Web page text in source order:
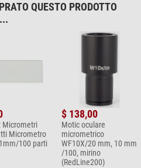
QUESTO PRODOTTO
Micrometri
Micrometro
100 parti
$ 138,00
Motic oculare
micrometrico
WF10X/20 mm, 10 mm
/100, mirino
(RedLine200)